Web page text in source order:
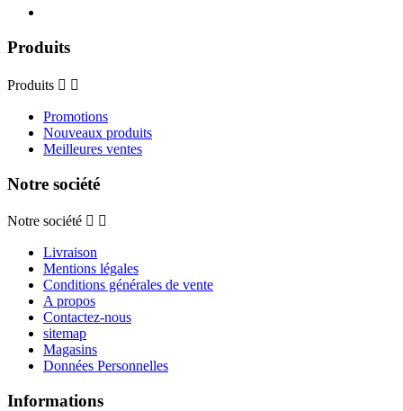
Produits
Produits  
Promotions
Nouveaux produits
Meilleures ventes
Notre société
Notre société  
Livraison
Mentions légales
Conditions générales de vente
A propos
Contactez-nous
sitemap
Magasins
Données Personnelles
Informations